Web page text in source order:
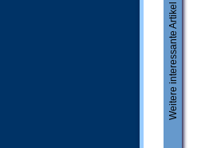
Weitere interessante Artikel